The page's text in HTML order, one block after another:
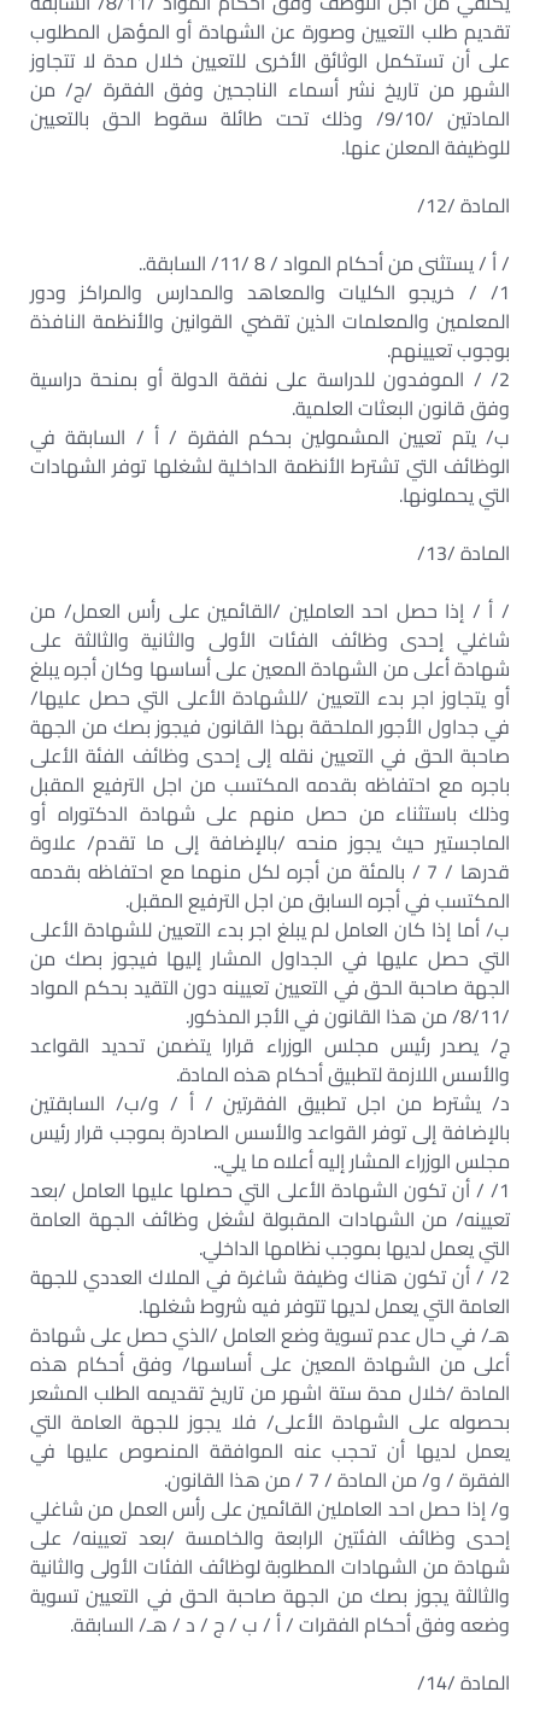
تقديم طلب التعيين وصورة عن الشهادة أو المؤهل المطلوب
على أن تستكمل الوثائق الأخرى للتعيين خلال مدة لا تتجاوز
الشهر من تاريخ نشر أسماء الناجحين وفق الفقرة /ج/ من
المادتين /9/10/ وذلك تحت طائلة سقوط الحق بالتعيين
للوظيفة المعلن عنها.
المادة /12/
/ أ / يستثنى من أحكام المواد / 8 /11/ السابقة..
1/ / خريجو الكليات والمعاهد والمدارس والمراكز ودور
المعلمين والمعلمات الذين تقضي القوانين والأنظمة النافذة
بوجوب تعيينهم.
2/ / الموفدون للدراسة على نفقة الدولة أو بمنحة دراسية
وفق قانون البعثات العلمية.
ب/ يتم تعيين المشمولين بحكم الفقرة / أ / السابقة في
الوظائف التي تشترط الأنظمة الداخلية لشغلها توفر الشهادات
التي يحملونها.
المادة /13/
/ أ / إذا حصل احد العاملين /القائمين على رأس العمل/ من
شاغلي إحدى وظائف الفئات الأولى والثانية والثالثة على
شهادة أعلى من الشهادة المعين على أساسها وكان أجره يبلغ
أو يتجاوز اجر بدء التعيين /للشهادة الأعلى التي حصل عليها/
في جداول الأجور الملحقة بهذا القانون فيجوز بصك من الجهة
صاحبة الحق في التعيين نقله إلى إحدى وظائف الفئة الأعلى
باجره مع احتفاظه بقدمه المكتسب من اجل الترفيع المقبل
وذلك باستثناء من حصل منهم على شهادة الدكتوراه أو
الماجستير حيث يجوز منحه /بالإضافة إلى ما تقدم/ علاوة
قدرها / 7 / بالمئة من أجره لكل منهما مع احتفاظه بقدمه
المكتسب في أجره السابق من اجل الترفيع المقبل.
ب/ أما إذا كان العامل لم يبلغ اجر بدء التعيين للشهادة الأعلى
التي حصل عليها في الجداول المشار إليها فيجوز بصك من
الجهة صاحبة الحق في التعيين تعيينه دون التقيد بحكم المواد
/8/11/ من هذا القانون في الأجر المذكور.
ج/ يصدر رئيس مجلس الوزراء قرارا يتضمن تحديد القواعد
والأسس اللازمة لتطبيق أحكام هذه المادة.
د/ يشترط من اجل تطبيق الفقرتين / أ / و/ب/ السابقتين
بالإضافة إلى توفر القواعد والأسس الصادرة بموجب قرار رئيس
مجلس الوزراء المشار إليه أعلاه ما يلي..
1/ / أن تكون الشهادة الأعلى التي حصلها عليها العامل /بعد
تعيينه/ من الشهادات المقبولة لشغل وظائف الجهة العامة
التي يعمل لديها بموجب نظامها الداخلي.
2/ / أن تكون هناك وظيفة شاغرة في الملاك العددي للجهة
العامة التي يعمل لديها تتوفر فيه شروط شغلها.
هـ/ في حال عدم تسوية وضع العامل /الذي حصل على شهادة
أعلى من الشهادة المعين على أساسها/ وفق أحكام هذه
المادة /خلال مدة ستة اشهر من تاريخ تقديمه الطلب المشعر
بحصوله على الشهادة الأعلى/ فلا يجوز للجهة العامة التي
يعمل لديها أن تحجب عنه الموافقة المنصوص عليها في
الفقرة / و/ من المادة / 7 / من هذا القانون.
و/ إذا حصل احد العاملين القائمين على رأس العمل من شاغلي
إحدى وظائف الفئتين الرابعة والخامسة /بعد تعيينه/ على
شهادة من الشهادات المطلوبة لوظائف الفئات الأولى والثانية
والثالثة يجوز بصك من الجهة صاحبة الحق في التعيين تسوية
وضعه وفق أحكام الفقرات / أ / ب / ج / د / هـ/ السابقة.
المادة /14/